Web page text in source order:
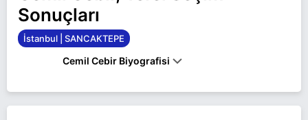
Sonuçları
İstanbul | SANCAKTEPE
Cemil Cebir Biyografisi